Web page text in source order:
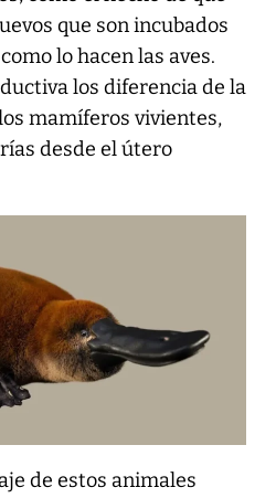
que son incubados
lo hacen las aves.
los diferencia de la
mamíferos vivientes,
desde el útero
de estos animales